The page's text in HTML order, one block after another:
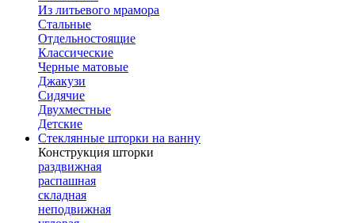
Из литьевого мрамора
Стальные
Отдельностоящие
Классические
Черные матовые
Джакузи
Сидячие
Двухместные
Детские
Стеклянные шторки на ванну
Конструкция шторки
раздвижная
распашная
складная
неподвижная